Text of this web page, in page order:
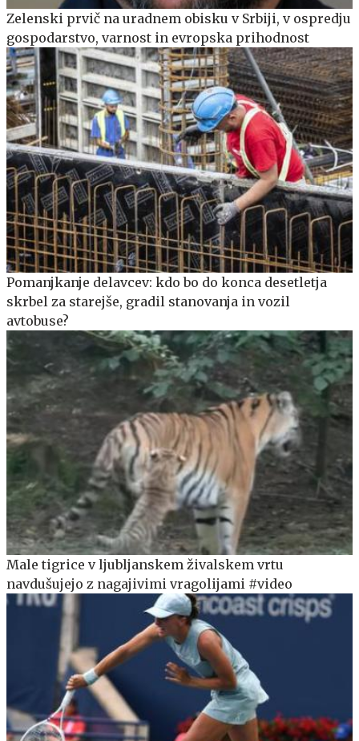
Zelenski prvič na uradnem obisku v Srbiji, v ospredju
gospodarstvo, varnost in evropska prihodnost
Pomanjkanje delavcev: kdo bo do konca desetletja
skrbel za starejše, gradil stanovanja in vozil
avtobuse?
Male tigrice v ljubljanskem živalskem vrtu
navdušujejo z nagajivimi vragolijami #video